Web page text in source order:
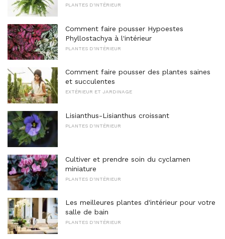
PLANTES D'INTÉRIEUR
Comment faire pousser Hypoestes
Phyllostachya à l'intérieur
PLANTES D'INTÉRIEUR
Comment faire pousser des plantes saines
et succulentes
EXTÉRIEUR ET JARDINAGE
Lisianthus-Lisianthus croissant
PLANTES D'INTÉRIEUR
Cultiver et prendre soin du cyclamen
miniature
PLANTES D'INTÉRIEUR
Les meilleures plantes d'intérieur pour votre
salle de bain
PLANTES D'INTÉRIEUR